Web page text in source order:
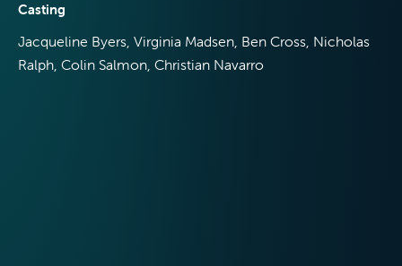
Casting
Jacqueline Byers, Virginia Madsen, Ben Cross, Nicholas
Ralph, Colin Salmon, Christian Navarro